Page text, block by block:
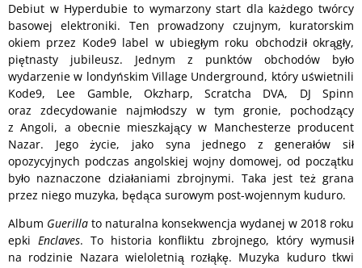
Debiut w Hyperdubie to wymarzony start dla każdego twórcy
basowej elektroniki. Ten prowadzony czujnym, kuratorskim
okiem przez Kode9 label w ubiegłym roku obchodził okrągły,
piętnasty jubileusz. Jednym z punktów obchodów było
wydarzenie w londyńskim Village Underground, który uświetnili
Kode9, Lee Gamble, Okzharp, Scratcha DVA, DJ Spinn
oraz zdecydowanie najmłodszy w tym gronie, pochodzący
z Angoli, a obecnie mieszkający w Manchesterze producent
Nazar. Jego życie, jako syna jednego z generałów sił
opozycyjnych podczas angolskiej wojny domowej, od początku
było naznaczone działaniami zbrojnymi. Taka jest też grana
przez niego muzyka, będąca surowym post-wojennym kuduro.
Album Guerilla to naturalna konsekwencja wydanej w 2018 roku
epki Enclaves. To historia konfliktu zbrojnego, który wymusił
na rodzinie Nazara wieloletnią rozłąkę. Muzyka kuduro tkwi